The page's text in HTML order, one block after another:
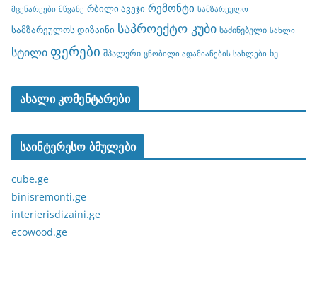
მცენარეები მწვანე რბილი ავეჯი რემონტი სამზარეულო
სამზარეულოს დიზაინი საპროექტო კუბი საძინებელი სახლი
სტილი ფერები შპალერი ცნობილი ადამიანების სახლები ხე
ახალი კომენტარები
საინტერესო ბმულები
cube.ge
binisremonti.ge
interierisdizaini.ge
ecowood.ge